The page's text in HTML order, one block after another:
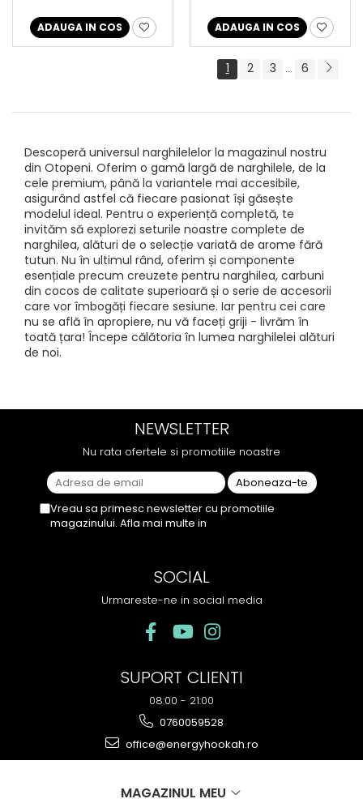
ADAUGA IN COS ADAUGA IN COS
1 2 3 ... 6
Descoperă universul narghilelelor la magazinul nostru
din Otopeni. Oferim o gamă largă de narghilele, de la
cele premium, până la variantele mai accesibile,
asigurând astfel că fiecare pasionat își găsește
modelul ideal. Pentru o experiență completă, te
invităm să explorezi seturile noastre complete de
narghilea, alături de o selecție variată de arome fără
tutun. Nu în ultimul rând, oferim și componente
esențiale precum creuzete pentru narghilea, carbuni
din cocos de calitate superioară și o serie de accesorii
care vor îmbogăți fiecare sesiune. Iar pentru cei care
nu se află în apropiere, nu vă faceți griji - livrăm în
toată țara! Începe călătoria în lumea narghilelei alături
de noi.
NEWSLETTER
Nu rata ofertele si promotiile noastre
Vreau sa primesc newsletter cu promotiile
magazinului. Afla mai multe in
SOCIAL
Urmareste-ne in social media
SUPORT CLIENTI
08:00 - 21:00
0760059528
office@energyhookah.ro
MAGAZINUL MEU